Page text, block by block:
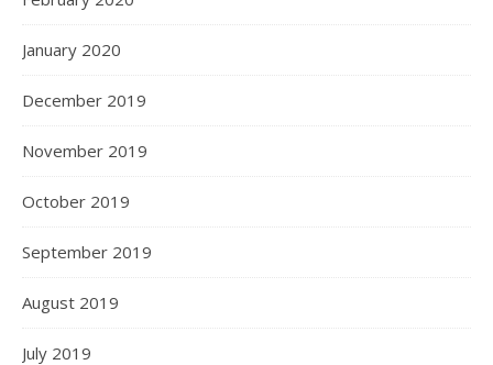
January 2020
December 2019
November 2019
October 2019
September 2019
August 2019
July 2019